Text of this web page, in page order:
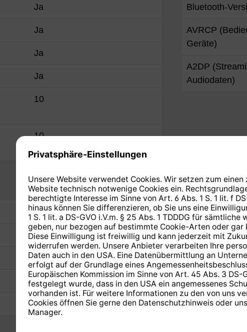
Ja
Ja
Ja
Ja
10
10
Bluetooth-
AVRCP
Geräte)
A2DP
Audiodaten)
TFT
2 Zoll
Ja
Ja
Ja
Netzwerk &
Bluetooth